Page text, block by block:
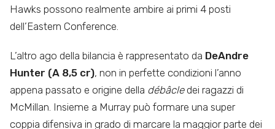
Hawks possono realmente ambire ai primi 4 posti
dell’Eastern Conference.
L’altro ago della bilancia è rappresentato da DeAndre
Hunter (A 8,5 cr), non in perfette condizioni l’anno
appena passato e origine della débâcledei ragazzi di
McMillan. Insieme a Murray può formare una super
coppia difensiva in grado di marcare la maggior parte dei